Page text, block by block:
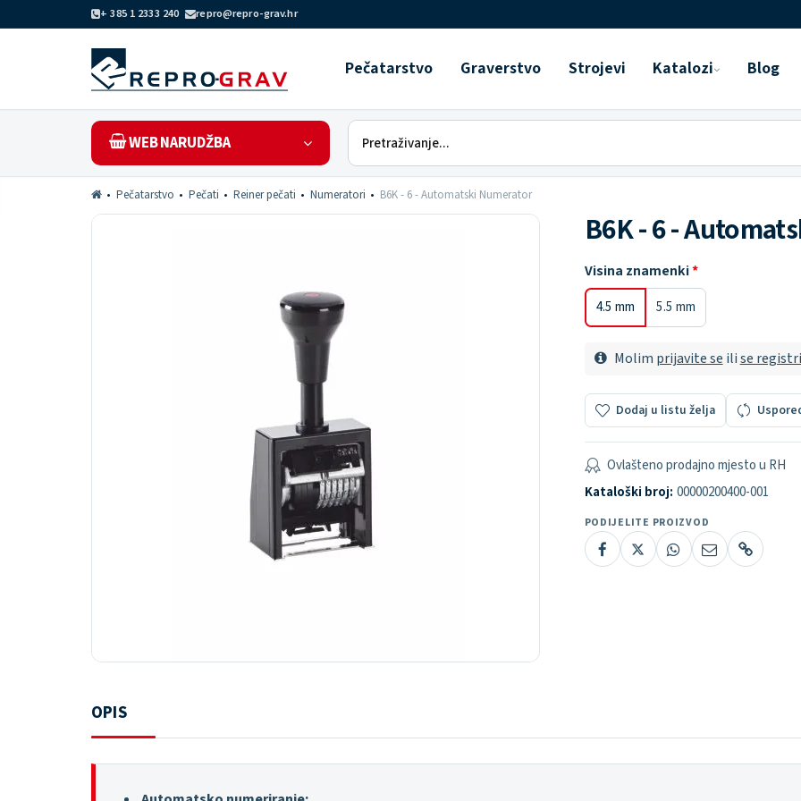
+ 385 1 2333 240 repro@repro-grav.hr
Pečatarstvo Graverstvo Strojevi Katalozi Blog
WEB NARUDŽBA
Pečatarstvo Pečati Reiner pečati Numeratori B6K - 6 - Automatski Numerator
B6K - 6 -
Visina znamenki
4.5 mm 5.5 mm
Molim prijavite se ilise
Dodaj u listu želja
Ovlašteno prodajno mjesto u RH
Kataloški broj: 00000200400-001
PODIJELITE PROIZVOD
OPIS